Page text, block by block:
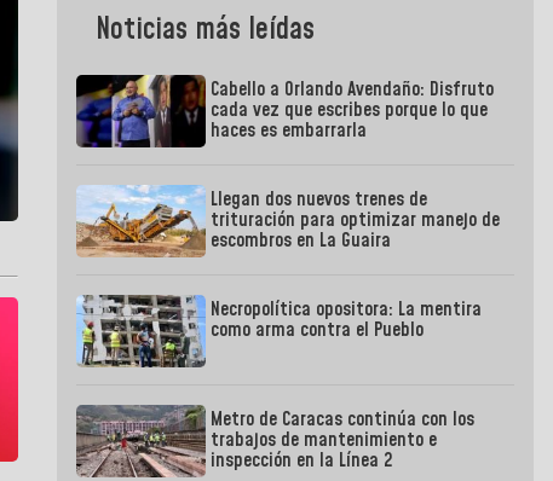
Noticias más leídas
Cabello a Orlando Avendaño: Disfruto
cada vez que escribes porque lo que
haces es embarrarla
Llegan dos nuevos trenes de
trituración para optimizar manejo de
escombros en La Guaira
Necropolítica opositora: La mentira
como arma contra el Pueblo
Metro de Caracas continúa con los
trabajos de mantenimiento e
inspección en la Línea 2